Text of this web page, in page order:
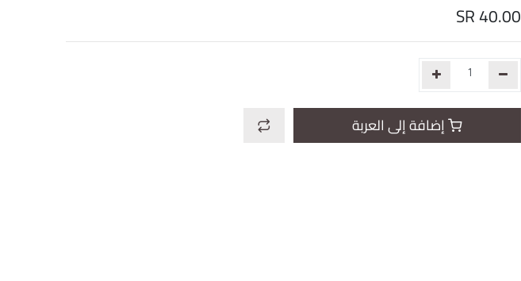
40.00
إضافة إلى العربة